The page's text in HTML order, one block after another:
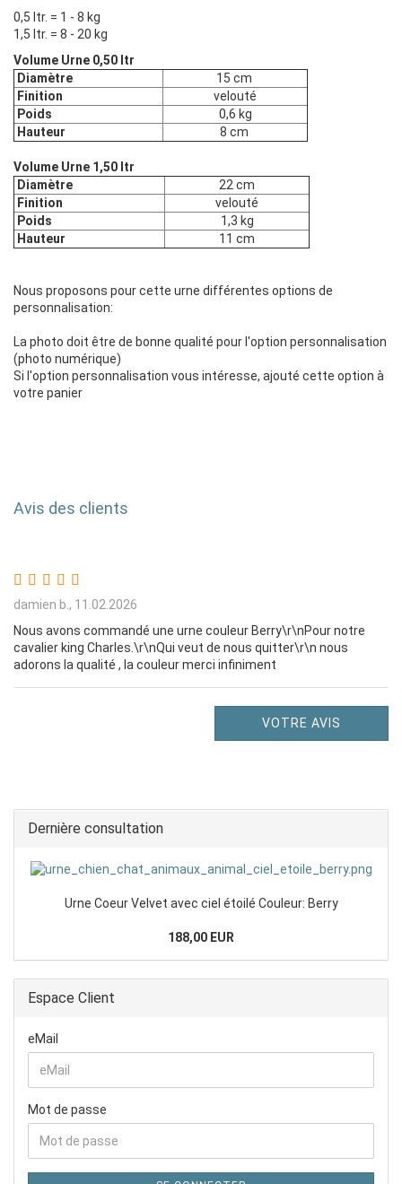
0,5 ltr. = 1 - 8 kg
1,5 ltr. = 8 - 20 kg
Volume Urne 0,50 ltr
Diamètre
15 cm
Finition
velouté
Poids
0,6 kg
Hauteur
8 cm
Volume Urne 1,50 ltr
Diamètre
22 cm
Finition
velouté
Poids
1,3 kg
Hauteur
11 cm
Nous proposons pour cette urne différentes options de
personnalisation:
La photo doit être de bonne qualité pour l'option personnalisation
(photo numérique)
Si l'option personnalisation vous intéresse, ajouté cette option à
votre panier
Avis des clients
damien b., 11.02.2026
Nous avons commandé une urne couleur Berry\r\nPour notre
cavalier king Charles.\r\nQui veut de nous quitter\r\n nous
adorons la qualité , la couleur merci infiniment
VOTRE AVIS
Dernière consultation
Urne Coeur Velvet avec ciel étoilé Couleur: Berry
188,00 EUR
Espace Client
eMail
Mot de passe